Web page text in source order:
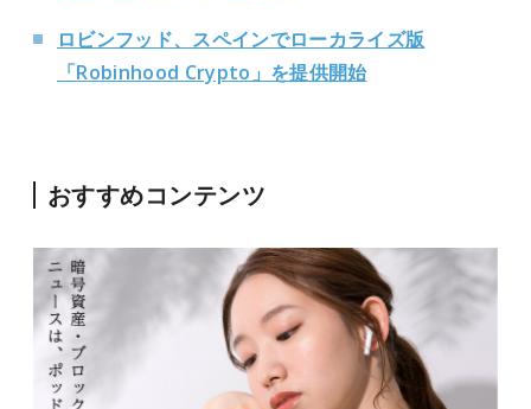
ロビンフッド、スペインでローカライズ版
「Robinhood Crypto」を提供開始
おすすめコンテンツ